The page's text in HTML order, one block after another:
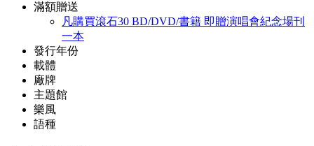
滿額贈送
凡購買滾石30 BD/DVD/書籍 即贈演唱會紀念場刊
一本
發行年份
載體
廠牌
主題館
樂風
語種